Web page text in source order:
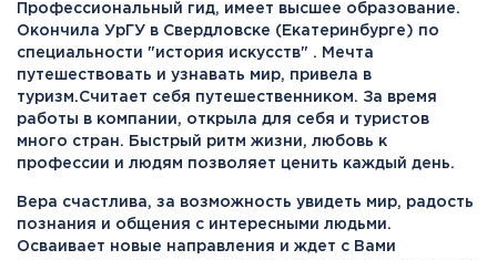
Профессиональный гид, имеет высшее образование.
Окончила УрГУ в Свердловске (Екатеринбурге) по
специальности "история искусств" . Мечта
путешествовать и узнавать мир, привела в
туризм.Считает себя путешественником. За время
работы в компании, открыла для себя и туристов
много стран. Быстрый ритм жизни, любовь к
профессии и людям позволяет ценить каждый день.
Вера счастлива, за возможность увидеть мир, радость
познания и общения с интересными людьми.
Осваивает новые направления и ждет с Вами